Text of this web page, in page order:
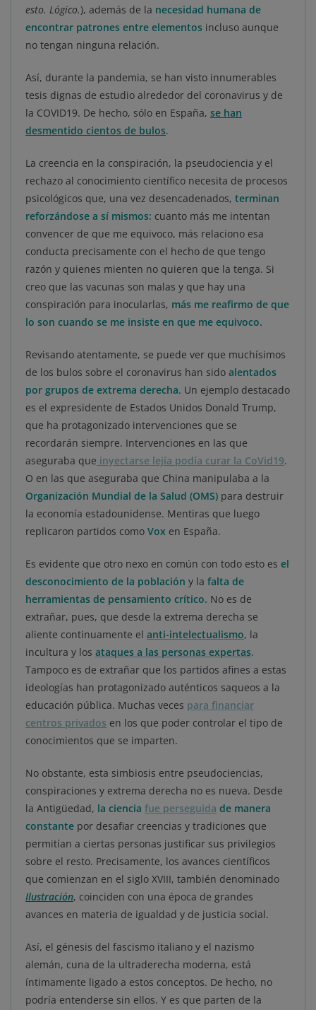
esto. Lógico.), además de la necesidad humana de
encontrar patrones entre elementos incluso aunque
no tengan ninguna relación.
Así, durante la pandemia, se han visto innumerables
tesis dignas de estudio alrededor del coronavirus y de
la COVID19. De hecho, sólo en España, se han
desmentido cientos de bulos.
La creencia en la conspiración, la pseudociencia y el
rechazo al conocimiento científico necesita de procesos
psicológicos que, una vez desencadenados, terminan
reforzándose a sí mismos: cuanto más me intentan
convencer de que me equivoco, más relaciono esa
conducta precisamente con el hecho de que tengo
razón y quienes mienten no quieren que la tenga. Si
creo que las vacunas son malas y que hay una
conspiración para inocularlas, más me reafirmo de que
lo son cuando se me insiste en que me equivoco.
Revisando atentamente, se puede ver que muchísimos
de los bulos sobre el coronavirus han sido alentados
por grupos de extrema derecha. Un ejemplo destacado
es el expresidente de Estados Unidos Donald Trump,
que ha protagonizado intervenciones que se
recordarán siempre. Intervenciones en las que
aseguraba que inyectarse lejía podía curar la CoVid19.
O en las que aseguraba que China manipulaba a la
Organización Mundial de la Salud (OMS) para destruir
la economía estadounidense. Mentiras que luego
replicaron partidos como Vox en España.
Es evidente que otro nexo en común con todo esto es el
desconocimiento de la población y la falta de
herramientas de pensamiento crítico. No es de
extrañar, pues, que desde la extrema derecha se
aliente continuamente el anti-intelectualismo, la
incultura y los ataques a las personas expertas.
Tampoco es de extrañar que los partidos afines a estas
ideologías han protagonizado auténticos saqueos a la
educación pública. Muchas veces para financiar
centros privados en los que poder controlar el tipo de
conocimientos que se imparten.
No obstante, esta simbiosis entre pseudociencias,
conspiraciones y extrema derecha no es nueva. Desde
la Antigüedad, la ciencia fue perseguida de manera
constante por desafiar creencias y tradiciones que
permitían a ciertas personas justificar sus privilegios
sobre el resto. Precisamente, los avances científicos
que comienzan en el siglo XVIII, también denominado
Ilustración, coinciden con una época de grandes
avances en materia de igualdad y de justicia social.
Así, el génesis del fascismo italiano y el nazismo
alemán, cuna de la ultraderecha moderna, está
íntimamente ligado a estos conceptos. De hecho, no
podría entenderse sin ellos. Y es que parten de la